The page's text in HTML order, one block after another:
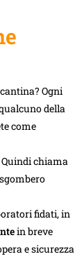
Ogni
della
come
Quindi chiama
fidati, in
in breve
e sicurezza